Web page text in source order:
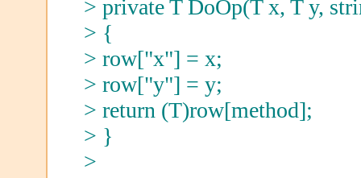
> private T DoOp(T x, T y,
> {
> row["x"] = x;
> row["y"] = y;
> return (T)row[method];
> }
>